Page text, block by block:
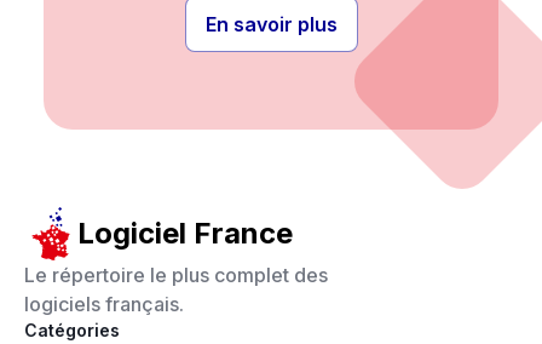
En savoir plus
Logiciel France
Le répertoire le plus complet des
logiciels français.
Catégories